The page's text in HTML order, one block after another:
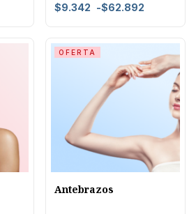
$9.342 -$62.892
OFERTA
Antebrazos